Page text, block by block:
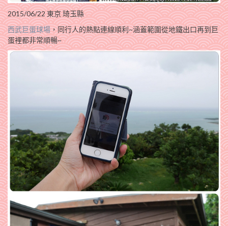
2015/06/22 東京 琦玉縣
西武巨蛋球場，同行人的熱點連線順利~涵蓋範圍從地鐵出口再到巨
蛋裡都非常順暢~